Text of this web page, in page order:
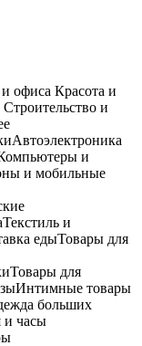
офиса Красота и
Строительство и
Автоэлектроника
и
и мобильные
Текстиль и
едыТовары для
Товары для
Интимные товары
больших
и часы